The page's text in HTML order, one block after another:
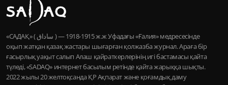
«САДАҚ» ( ساداق ) — 1915-1918 ж.ж Уфадағы «Ғалия» медресесінде
оқып жатқан қазақ жастары шығарған қолжазба журнал. Араға бір
ғасырлық уақыт салып Алаш қайраткерлерінің игі бастамасы қайта
түледі, «SADAQ» интернет басылым ретінде қайта жарыққа шықты.
2022 жылы 20 желтоқсанда ҚР Ақпарат және қоғамдық даму